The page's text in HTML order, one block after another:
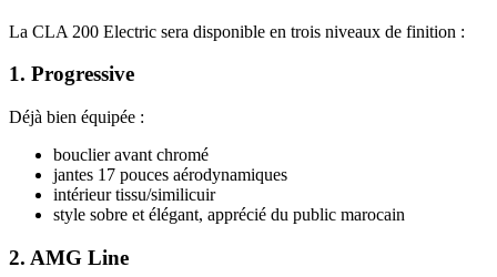
La CLA 200 Electric sera disponible en trois niveaux de finition :
1. Progressive
Déjà bien équipée :
bouclier avant chromé
jantes 17 pouces aérodynamiques
intérieur tissu/similicuir
style sobre et élégant, apprécié du public marocain
2. AMG Line